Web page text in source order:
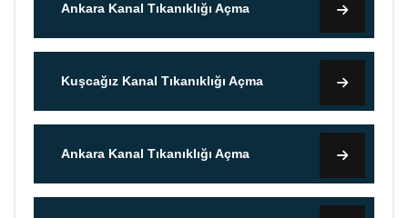
Ankara Kanal Tıkanıklığı Açma
Kuşcağız Kanal Tıkanıklığı Açma
Ankara Kanal Tıkanıklığı Açma